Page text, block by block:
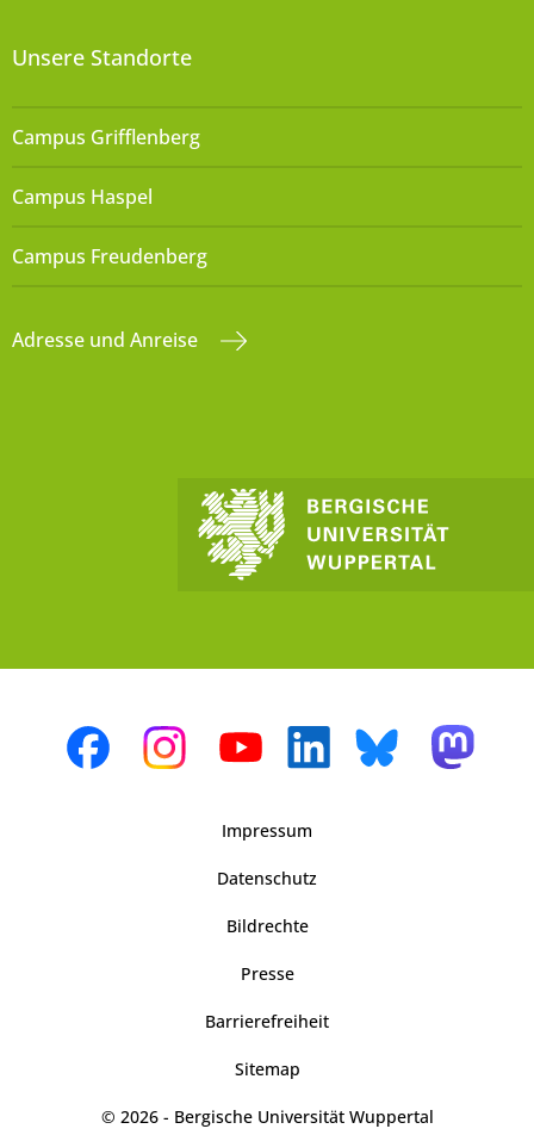
Unsere Standorte
Campus Grifflenberg
Campus Haspel
Campus Freudenberg
Adresse und Anreise
Impressum
Datenschutz
Bildrechte
Presse
Barrierefreiheit
Sitemap
© 2026 - Bergische Universität Wuppertal